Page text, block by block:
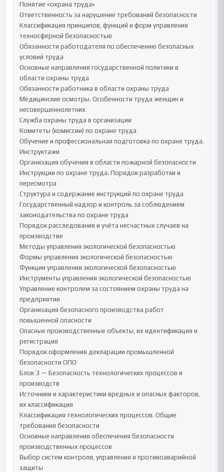
Понятие «охрана труда»
Ответственность за нарушение требований безопасности
Классификация принципов, функций и форм управления
техносферной безопасностью
Обязанности работодателя по обеспечению безопасных
условий труда
Основные направления государственной политики в
области охраны труда
Обязанности работника в области охраны труда
Медицинские осмотры. Особенности труда женщин и
несовершеннолетних
Служба охраны труда в организации
Комитеты (комиссии) по охране труда
Обучение и профессиональная подготовка по охране труда.
Инструктажи
Организация обучения в области пожарной безопасности
Инструкции по охране труда. Порядок разработки и
пересмотра
Структура и содержание инструкций по охране труда
Государственный надзор и контроль за соблюдением
законодательства по охране труда
Порядок расследования и учёта несчастных случаев на
производстве
Методы управления экологической безопасностью
Формы управления экологической безопасностью
Функции управления экологической безопасностью
Инструменты управления экологической безопасностью
Управление контролем за состоянием охраны труда на
предприятии
Организация безопасного производства работ
повышенной опасности
Опасные производственные объекты, их идентификация и
регистрация
Порядок оформления декларации промышленной
безопасности ОПО
Блок 3 — Безопасность технологических процессов и
производств
Источники и характеристики вредных и опасных факторов,
их классификация
Классификация технологических процессов. Общие
требования безопасности
Основные направления обеспечения безопасности
производственных процессов
Выбор систем контроля, управления и противоаварийной
защиты